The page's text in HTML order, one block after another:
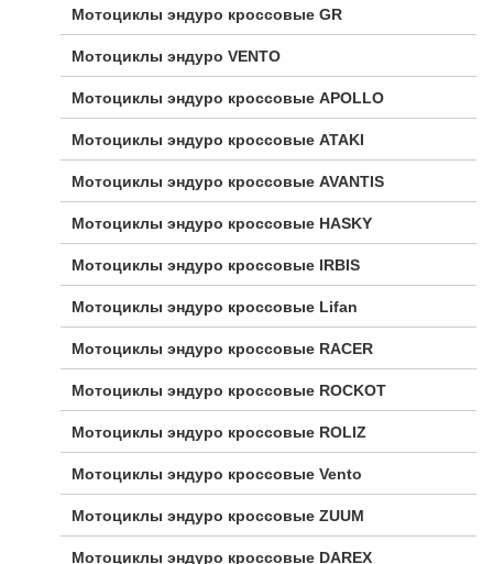
Мотоциклы эндуро кроссовые GR
Мотоциклы эндуро VENTO
Мотоциклы эндуро кроссовые APOLLO
Мотоциклы эндуро кроссовые ATAKI
Мотоциклы эндуро кроссовые AVANTIS
Мотоциклы эндуро кроссовые HASKY
Мотоциклы эндуро кроссовые IRBIS
Мотоциклы эндуро кроссовые Lifan
Мотоциклы эндуро кроссовые RACER
Мотоциклы эндуро кроссовые ROCKOT
Мотоциклы эндуро кроссовые ROLIZ
Мотоциклы эндуро кроссовые Vento
Мотоциклы эндуро кроссовые ZUUM
Мотоциклы эндуро кроссовые DAREX